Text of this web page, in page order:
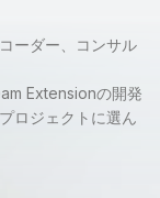
ーダー、コンサル
Extensionの開発
ロジェクトに選ん